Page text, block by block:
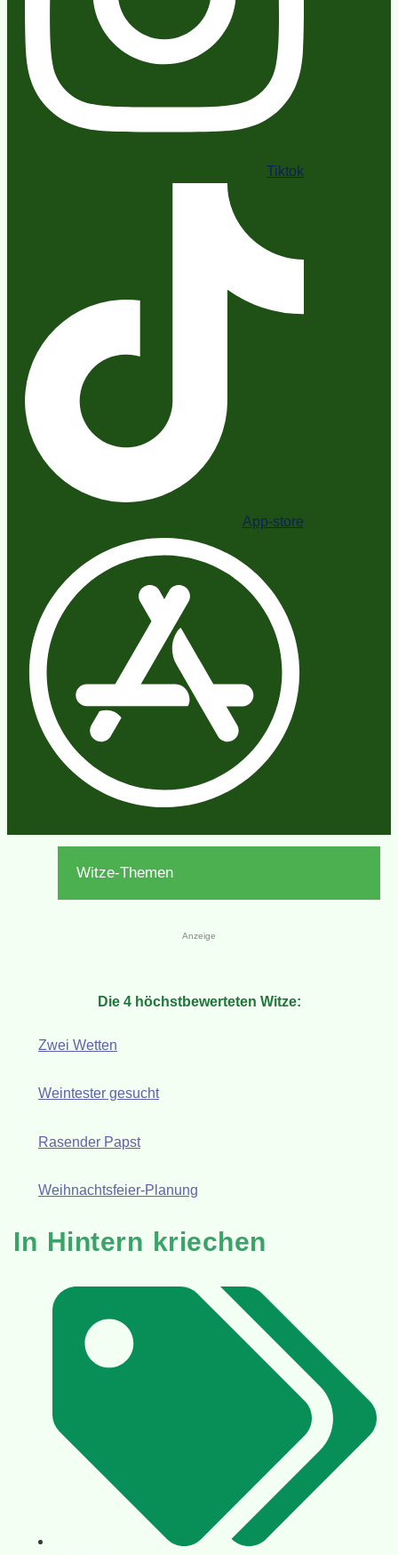
Tiktok
App-store
Witze-Themen
Anzeige
Die 4 höchstbewerteten Witze:
Zwei Wetten
Weintester gesucht
Rasender Papst
Weihnachtsfeier-Planung
In Hintern kriechen